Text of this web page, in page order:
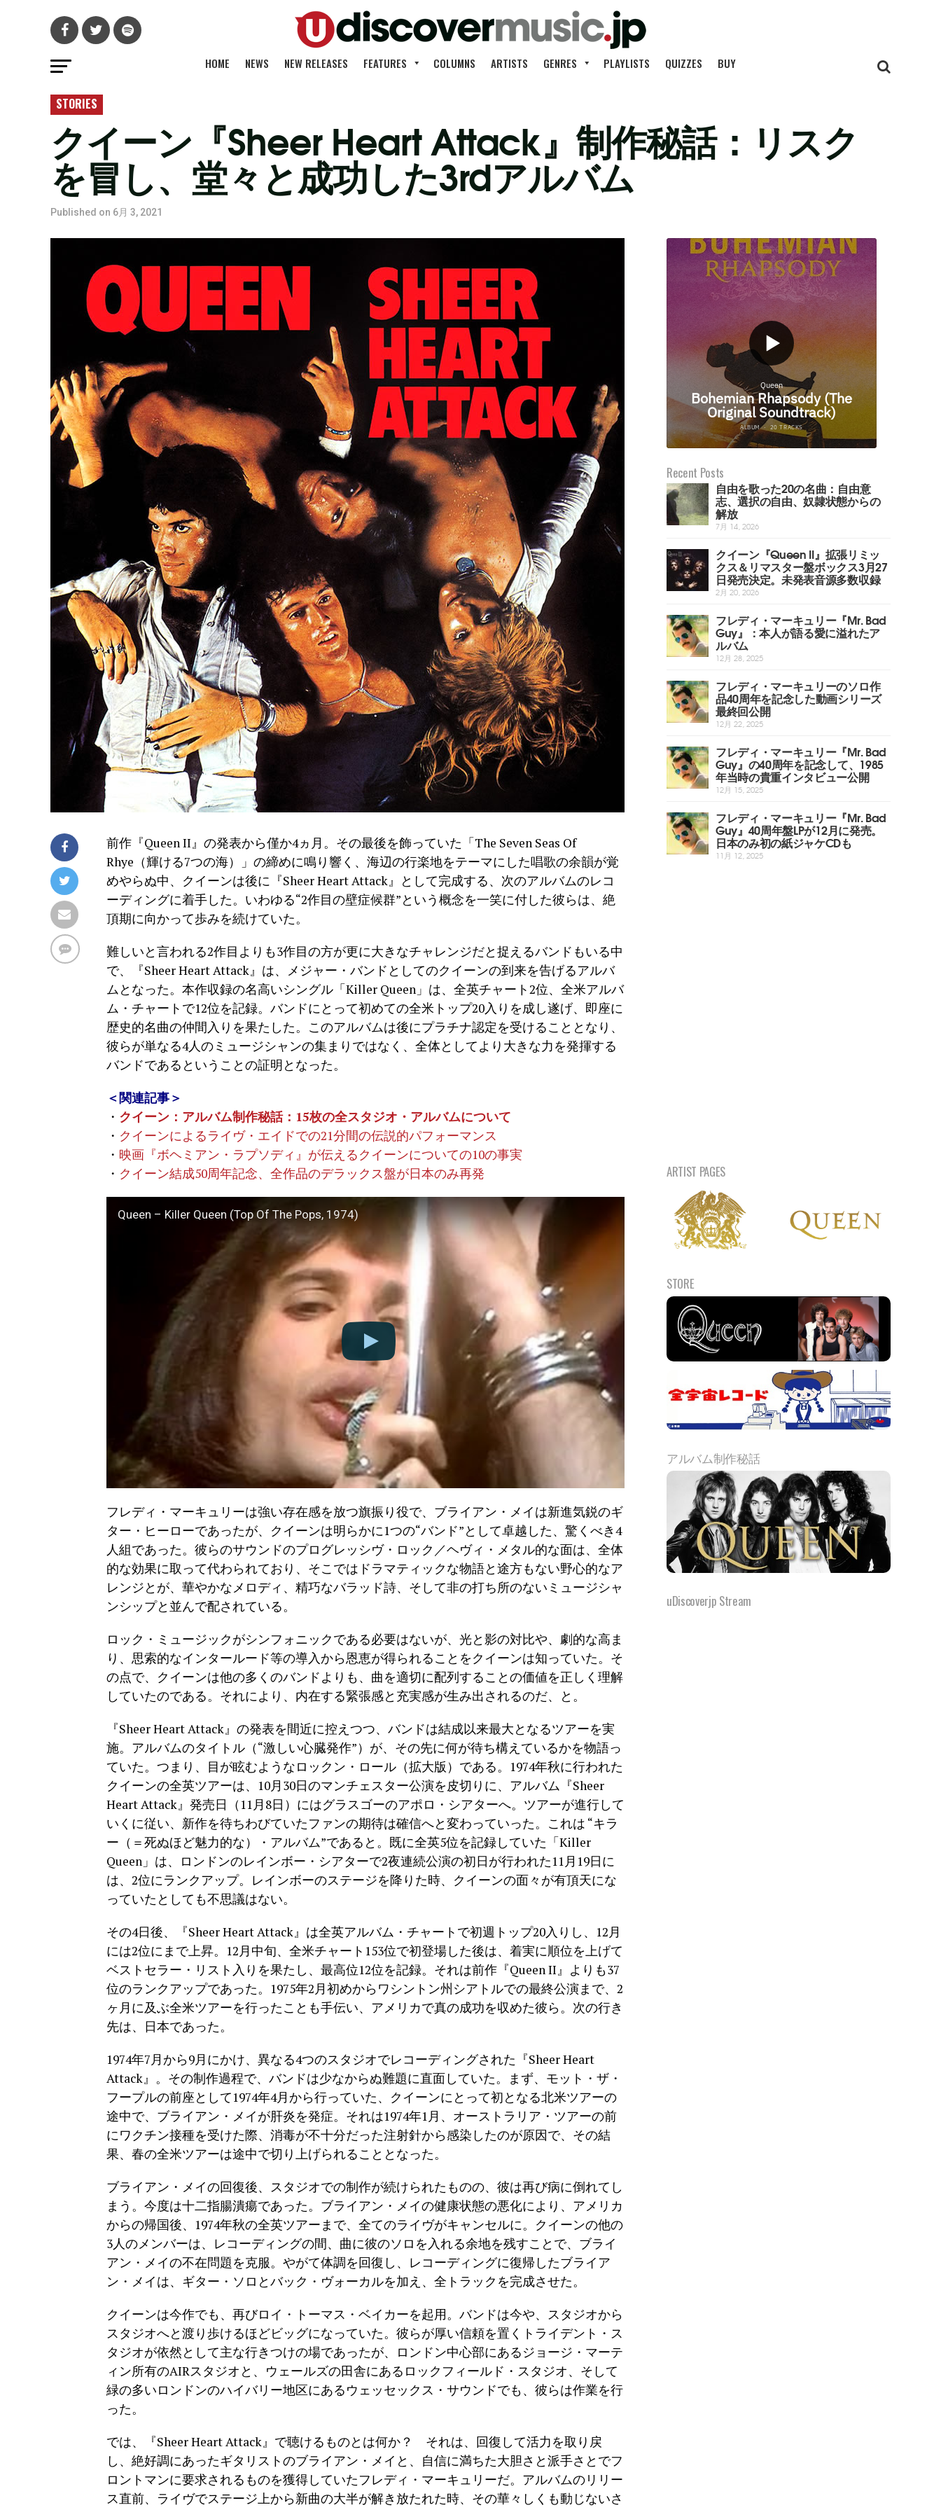
HOME NEWS NEW RELEASES FEATURES COLUMNS ARTISTS GENRES PLAYLISTS QUIZZES BUY
STORIES
クイーン『Sheer Heart Attack』制作秘話：リスク
を冒し、堂々と成功した3rdアルバム
Published on 6月 3, 2021
前作『Queen II』の発表から僅か4ヵ月。その最後を飾っていた「The Seven Seas Of
Rhye（輝ける7つの海）」の締めに鳴り響く、海辺の行楽地をテーマにした唱歌の余韻が覚
めやらぬ中、クイーンは後に『Sheer Heart Attack』として完成する、次のアルバムのレコ
ーディングに着手した。いわゆる“2作目の壁症候群”という概念を一笑に付した彼らは、絶
頂期に向かって歩みを続けていた。
難しいと言われる2作目よりも3作目の方が更に大きなチャレンジだと捉えるバンドもいる中
で、『Sheer Heart Attack』は、メジャー・バンドとしてのクイーンの到来を告げるアルバ
ムとなった。本作収録の名高いシングル「Killer Queen」は、全英チャート2位、全米アルバ
ム・チャートで12位を記録。バンドにとって初めての全米トップ20入りを成し遂げ、即座に
歴史的名曲の仲間入りを果たした。このアルバムは後にプラチナ認定を受けることとなり、
彼らが単なる4人のミュージシャンの集まりではなく、全体としてより大きな力を発揮する
バンドであるということの証明となった。
＜関連記事＞
・ クイーン：アルバム制作秘話：15枚の全スタジオ・アルバムについて
・ クイーンによるライヴ・エイドでの21分間の伝説的パフォーマンス
・ 映画『ボヘミアン・ラプソディ』が伝えるクイーンについての10の事実
・ クイーン結成50周年記念、全作品のデラックス盤が日本のみ再発
Queen – Killer Queen (Top Of The Pops, 1974)
フレディ・マーキュリーは強い存在感を放つ旗振り役で、ブライアン・メイは新進気鋭のギ
ター・ヒーローであったが、クイーンは明らかに1つの“バンド”として卓越した、驚くべき4
人組であった。彼らのサウンドのプログレッシヴ・ロック／ヘヴィ・メタル的な面は、全体
的な効果に取って代わられており、そこではドラマティックな物語と途方もない野心的なア
レンジとが、華やかなメロディ、精巧なバラッド詩、そして非の打ち所のないミュージシャ
ンシップと並んで配されている。
ロック・ミュージックがシンフォニックである必要はないが、光と影の対比や、劇的な高ま
り、思索的なインタールード等の導入から恩恵が得られることをクイーンは知っていた。そ
の点で、クイーンは他の多くのバンドよりも、曲を適切に配列することの価値を正しく理解
していたのである。それにより、内在する緊張感と充実感が生み出されるのだ、と。
『Sheer Heart Attack』の発表を間近に控えつつ、バンドは結成以来最大となるツアーを実
施。アルバムのタイトル（“激しい心臓発作”）が、その先に何が待ち構えているかを物語っ
ていた。つまり、目が眩むようなロックン・ロール（拡大版）である。1974年秋に行われた
クイーンの全英ツアーは、10月30日のマンチェスター公演を皮切りに、アルバム『Sheer
Heart Attack』発売日（11月8日）にはグラスゴーのアポロ・シアターへ。ツアーが進行して
いくに従い、新作を待ちわびていたファンの期待は確信へと変わっていった。これは “キラ
ー（＝死ぬほど魅力的な）・アルバム”であると。既に全英5位を記録していた「Killer
Queen」は、ロンドンのレインボー・シアターで2夜連続公演の初日が行われた11月19日に
は、2位にランクアップ。レインボーのステージを降りた時、クイーンの面々が有頂天にな
っていたとしても不思議はない。
その4日後、『Sheer Heart Attack』は全英アルバム・チャートで初週トップ20入りし、12月
には2位にまで上昇。12月中旬、全米チャート153位で初登場した後は、着実に順位を上げて
ベストセラー・リスト入りを果たし、最高位12位を記録。それは前作『Queen II』よりも37
位のランクアップであった。1975年2月初めからワシントン州シアトルでの最終公演まで、2
ヶ月に及ぶ全米ツアーを行ったことも手伝い、アメリカで真の成功を収めた彼ら。次の行き
先は、日本であった。
1974年7月から9月にかけ、異なる4つのスタジオでレコーディングされた『Sheer Heart
Attack』。その制作過程で、バンドは少なからぬ難題に直面していた。まず、モット・ザ・
フープルの前座として1974年4月から行っていた、クイーンにとって初となる北米ツアーの
途中で、ブライアン・メイが肝炎を発症。それは1974年1月、オーストラリア・ツアーの前
にワクチン接種を受けた際、消毒が不十分だった注射針から感染したのが原因で、その結
果、春の全米ツアーは途中で切り上げられることとなった。
ブライアン・メイの回復後、スタジオでの制作が続けられたものの、彼は再び病に倒れてし
まう。今度は十二指腸潰瘍であった。ブライアン・メイの健康状態の悪化により、アメリカ
からの帰国後、1974年秋の全英ツアーまで、全てのライヴがキャンセルに。クイーンの他の
3人のメンバーは、レコーディングの間、曲に彼のソロを入れる余地を残すことで、ブライ
アン・メイの不在問題を克服。やがて体調を回復し、レコーディングに復帰したブライア
ン・メイは、ギター・ソロとバック・ヴォーカルを加え、全トラックを完成させた。
クイーンは今作でも、再びロイ・トーマス・ベイカーを起用。バンドは今や、スタジオから
スタジオへと渡り歩けるほどビッグになっていた。彼らが厚い信頼を置くトライデント・ス
タジオが依然として主な行きつけの場であったが、ロンドン中心部にあるジョージ・マーテ
ィン所有のAIRスタジオと、ウェールズの田舎にあるロックフィールド・スタジオ、そして
緑の多いロンドンのハイバリー地区にあるウェッセックス・サウンドでも、彼らは作業を行
った。
では、『Sheer Heart Attack』で聴けるものとは何か？ それは、回復して活力を取り戻
し、絶好調にあったギタリストのブライアン・メイと、自信に満ちた大胆さと派手さとでフ
ロントマンに要求されるものを獲得していたフレディ・マーキュリーだ。アルバムのリリー
ス直前、ライヴでステージ上から新曲の大半が解き放たれた時、その華々しくも動じないさ
Recent Posts
自由を歌った20の名曲：自由意
志、選択の自由、奴隷状態からの
解放
7月 14, 2026
クイーン『Queen II』拡張リミッ
クス＆リマスター盤ボックス3月27
日発売決定。未発表音源多数収録
2月 20, 2026
フレディ・マーキュリー『Mr. Bad
Guy』：本人が語る愛に溢れたア
ルバム
12月 28, 2025
フレディ・マーキュリーのソロ作
品40周年を記念した動画シリーズ
最終回公開
12月 22, 2025
フレディ・マーキュリー『Mr. Bad
Guy』の40周年を記念して、1985
年当時の貴重インタビュー公開
12月 15, 2025
フレディ・マーキュリー『Mr. Bad
Guy』40周年盤LPが12月に発売。
日本のみ初の紙ジャケCDも
11月 12, 2025
ARTIST PAGES
STORE
アルバム制作秘話
uDiscoverjp Stream